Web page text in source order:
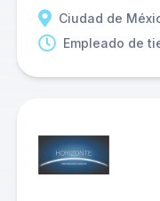
Ciudad de
Empleado de